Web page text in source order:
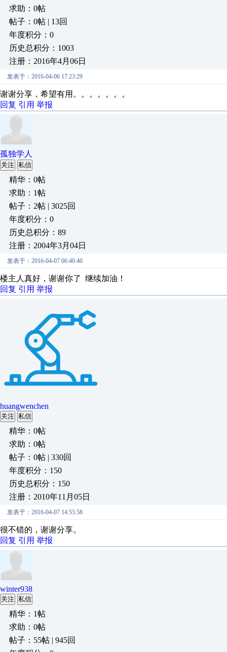
求助：0帖
帖子：0帖 | 13回
年度积分：0
历史总积分：1003
注册：2016年4月06日
发表于：2016-04-06 17:23:29
谢谢分享，希望有用。。。。。。。
回复 引用 举报
孤独学人
关注 私信
精华：0帖
求助：1帖
帖子：2帖 | 3025回
年度积分：0
历史总积分：89
注册：2004年3月04日
发表于：2016-04-07 06:40:40
楼主人真好，谢谢你了 继续加油！
回复 引用 举报
huangwenchen
关注 私信
精华：0帖
求助：0帖
帖子：0帖 | 330回
年度积分：150
历史总积分：150
注册：2010年11月05日
发表于：2016-04-07 14:55:58
很不错的，谢谢分享。
回复 引用 举报
winter938
关注 私信
精华：1帖
求助：0帖
帖子：55帖 | 945回